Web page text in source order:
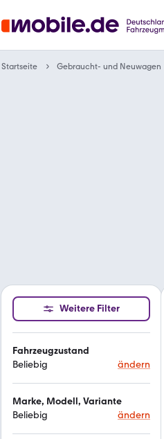
Startseite Gebraucht- und Neuwagen
Weitere Filter
Fahrzeugzustand
Beliebig
ändern
Marke, Modell, Variante
Beliebig
ändern